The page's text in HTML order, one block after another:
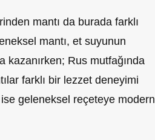
mantı da burada farklı
mantı, et suyunun
kazanırken; Rus mutfağında
farklı bir lezzet deneyimi
ise geleneksel reçeteye modern